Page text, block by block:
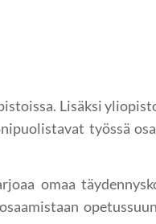
Lisäksi
työssä
omaa